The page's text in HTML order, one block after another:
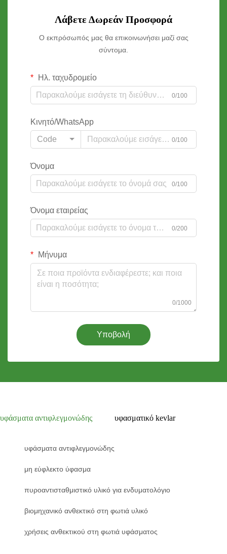
Λάβετε Δωρεάν Προσφορά
Ο εκπρόσωπός μας θα επικοινωνήσει μαζί σας
σύντομα.
Ηλ. ταχυδρομείο
0/100
Κινητό/WhatsApp
Code
0/100
Όνομα
0/100
Όνομα εταιρείας
0/200
Μήνυμα
0/1000
Υποβολή
υφάσματα αντιφλεγμονώδης υφασματικό kevlar
υφάσματα αντιφλεγμονώδης
μη εύφλεκτο ύφασμα
πυροαντισταθμιστικό υλικό για ενδυματολόγιο
βιομηχανικό ανθεκτικό στη φωτιά υλικό
χρήσεις ανθεκτικού στη φωτιά υφάσματος